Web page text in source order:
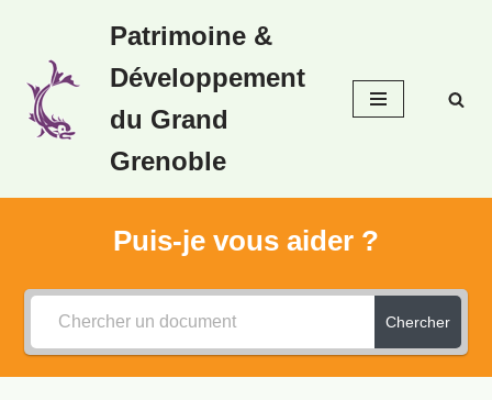
au
contenu
Patrimoine &
Développement
du Grand
Grenoble
Puis-je vous aider ?
Chercher